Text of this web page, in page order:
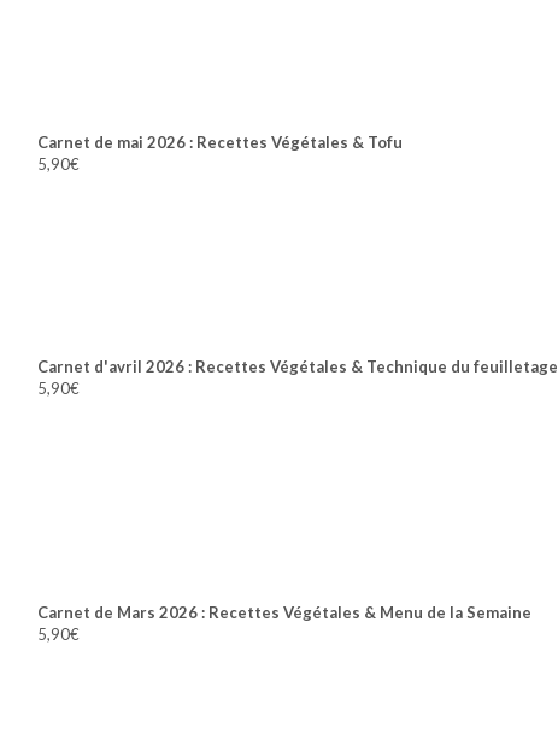
Carnet de mai 2026 : Recettes Végétales & Tofu
5,90€
Carnet d'avril 2026 : Recettes Végétales & Technique du feuilletage
5,90€
Carnet de Mars 2026 : Recettes Végétales & Menu de la Semaine
5,90€